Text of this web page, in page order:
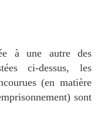
à une autre des
ci-dessus, les
(en matière
sont